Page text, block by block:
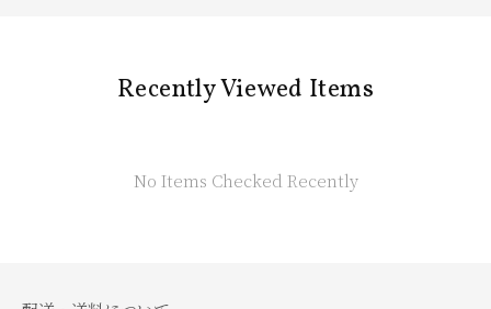
Recently Viewed Items
No Items Checked Recently